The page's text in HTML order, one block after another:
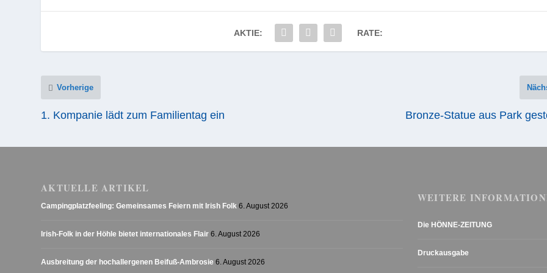
AKTIE: RATE:
Vorherige
1. Kompanie lädt zum Familientag ein Bronze-Statue aus Park
AKTUELLE ARTIKEL
Campingplatzfeeling: Gemeinsames Feiern mit Irish Folk 6. August 2026
Irish-Folk in der Höhle bietet internationales Flair 6. August 2026
Ausbreitung der hochallergenen Beifuß-Ambrosie 6. August 2026
WEITERE
Die HÖNNE-ZEITUNG
Druckausgabe